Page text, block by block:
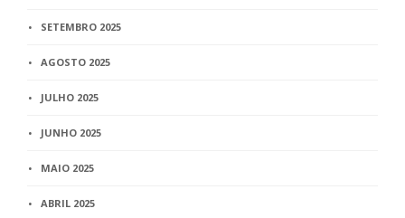
SETEMBRO 2025
AGOSTO 2025
JULHO 2025
JUNHO 2025
MAIO 2025
ABRIL 2025